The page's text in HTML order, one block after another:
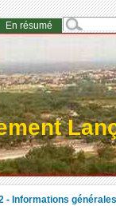
- Informations générales
En résumé